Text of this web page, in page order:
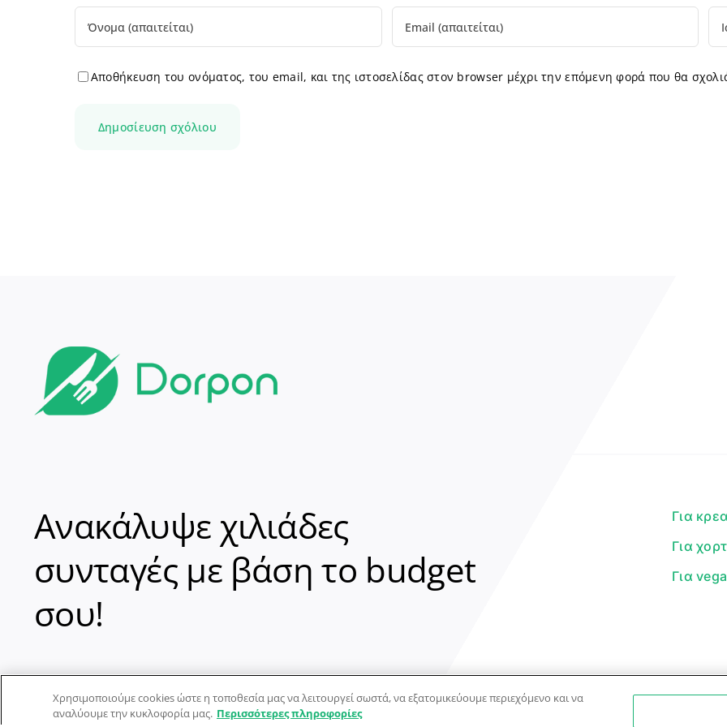
Αποθήκευση του ονόματος, του email, και της ιστοσελίδας στον browser μέχρι την επόμενη φορά που θα
Ανακάλυψε χιλιάδες
συνταγές με βάση το budget
σου!
Για
Για
Για
Χρησιμοποιούμε cookies ώστε η τοποθεσία μας να λειτουργεί σωστά, να εξατομικεύουμε περιεχόμενο και να
αναλύουμε την κυκλοφορία μας. Περισσότερες πληροφορίες